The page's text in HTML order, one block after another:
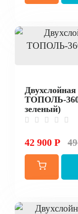
ТОПОЛЬ-360
зеленый)
42 900 Р